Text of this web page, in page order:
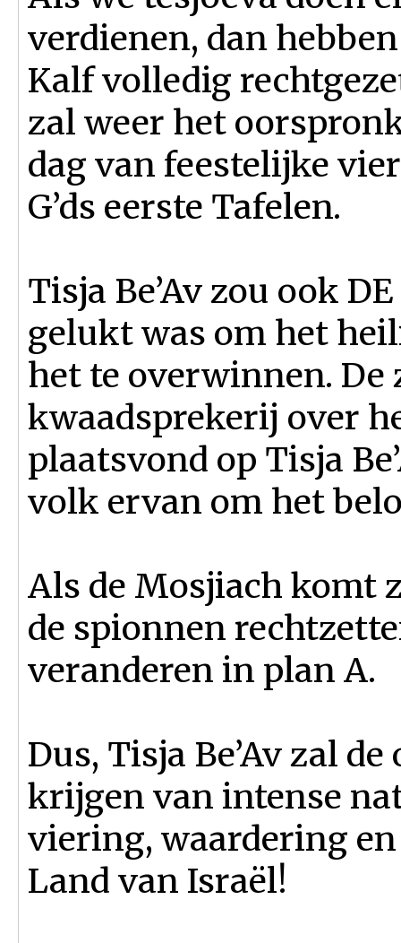
verdienen, dan
Kalf volledig
zal weer het
dag van feestelijke
G’ds eerste Tafelen.
Tisja Be’Av zou ook
gelukt was om het
het te overwinnen. De
kwaadsprekerij over
plaatsvond op Tisja
volk ervan om het
Als de Mosjiach komt
de spionnen
veranderen in plan A.
Dus, Tisja Be’Av zal
krijgen van intense
viering, waardering
Land van Israël!